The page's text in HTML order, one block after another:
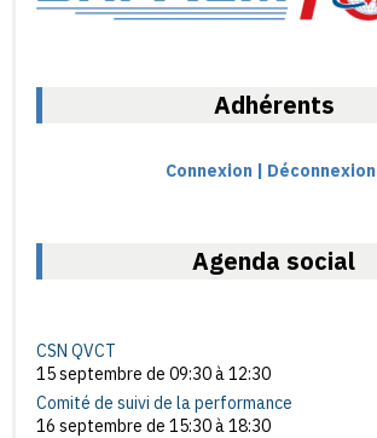
Adhérents
Connexion | Déconnexion
Agenda social
CSN QVCT
15 septembre de 09:30à12:30
Comité de suivi de la performance
16 septembre de 15:30à18:30